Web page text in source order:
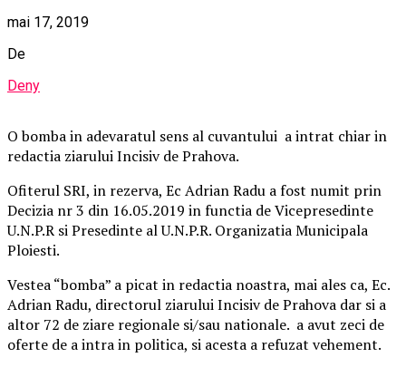
mai 17, 2019
De
Deny
O bomba in adevaratul sens al cuvantului a intrat chiar in
redactia ziarului Incisiv de Prahova.
Ofiterul SRI, in rezerva, Ec Adrian Radu a fost numit prin
Decizia nr 3 din 16.05.2019 in functia de Vicepresedinte
U.N.P.R si Presedinte al U.N.P.R. Organizatia Municipala
Ploiesti.
Vestea “bomba” a picat in redactia noastra, mai ales ca, Ec.
Adrian Radu, directorul ziarului Incisiv de Prahova dar si a
altor 72 de ziare regionale si/sau nationale. a avut zeci de
oferte de a intra in politica, si acesta a refuzat vehement.